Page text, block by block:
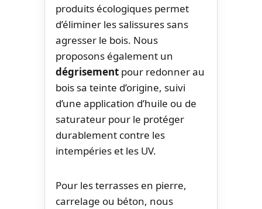
produits écologiques permet
d’éliminer les salissures sans
agresser le bois. Nous
proposons également un
dégrisement pour redonner au
bois sa teinte d’origine, suivi
d’une application d’huile ou de
saturateur pour le protéger
durablement contre les
intempéries et les UV.
Pour les terrasses en pierre,
carrelage ou béton, nous